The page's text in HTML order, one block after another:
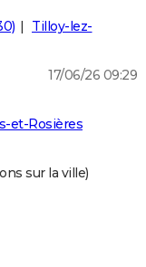
Tilloy-lez-
17/06/26 09:29
et-Rosières
sur la ville)